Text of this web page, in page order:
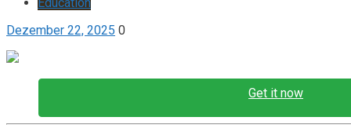
Dezember 22, 2025 0
Get it now